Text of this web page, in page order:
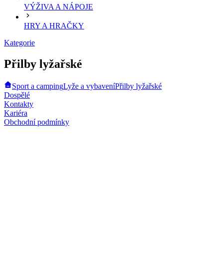
VÝŽIVA A NÁPOJE
HRY A HRAČKY
Kategorie
Přilby lyžařské
Sport a campingLyže a vybaveníPřilby lyžařské
Dospělé
Kontakty
Kariéra
Obchodní podmínky